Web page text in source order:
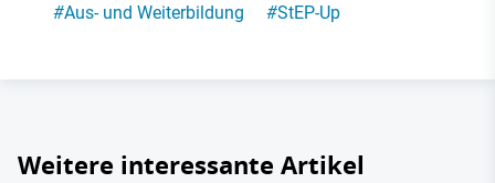
#Aus- und Weiterbildung #StEP-Up
Weitere interessante Artikel